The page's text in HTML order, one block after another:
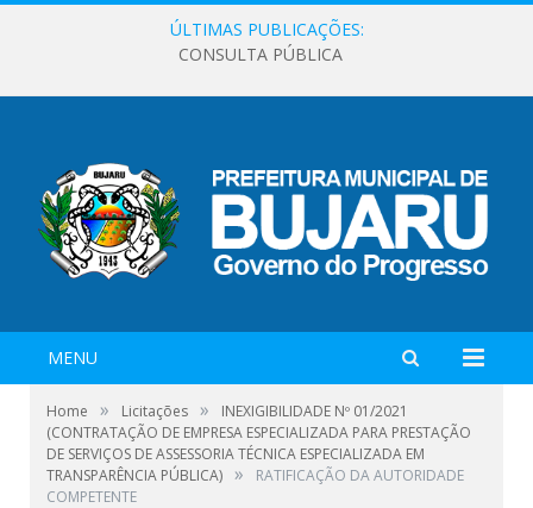
ÚLTIMAS PUBLICAÇÕES:
CONSULTA PÚBLICA
MENU
Home » Licitações »
INEXIGIBILIDADE Nº 01/2021
(CONTRATAÇÃO DE EMPRESA ESPECIALIZADA PARA PRESTAÇÃO
DE SERVIÇOS DE ASSESSORIA TÉCNICA ESPECIALIZADA EM
TRANSPARÊNCIA PÚBLICA) »
RATIFICAÇÃO DA AUTORIDADE
COMPETENTE